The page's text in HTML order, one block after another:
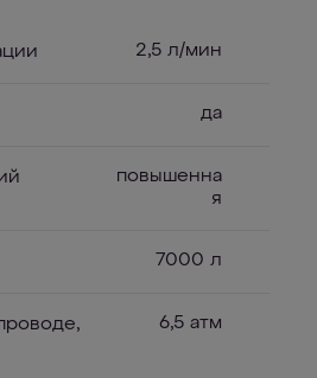
2,5 л/мин
да
повышенна
я
7000 л
6,5 атм